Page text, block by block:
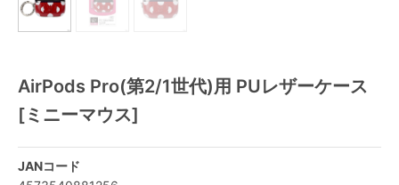
AirPods Pro(第2/1世代)用 PUレザーケース
[ミニーマウス]
JANコード